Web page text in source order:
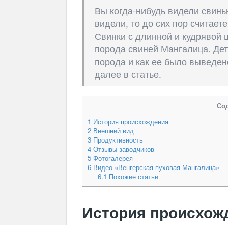
Вы когда-нибудь видели
видели, то до сих пор
Свинки с длинной и
порода свиней Мангалица.
порода и как ее было
далее в статье.
1 История происхождения
2 Внешний вид
3 Продуктивность
4 Отзывы заводчиков
5 Фотогалерея
6 Видео «Венгерская пуховая Мангалица»
6.1 Похожие статьи
История